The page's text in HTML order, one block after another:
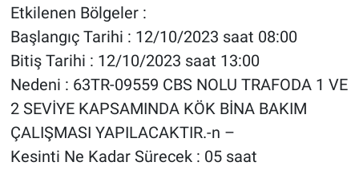
Etkilenen Bölgeler :
Başlangıç Tarihi : 12/10/2023 saat 08:00
Bitiş Tarihi : 12/10/2023 saat 13:00
Nedeni : 63TR-09559 CBS NOLU TRAFODA 1 VE
2 SEVİYE KAPSAMINDA KÖK BİNA BAKIM
ÇALIŞMASI YAPILACAKTIR.-n –
Kesinti Ne Kadar Sürecek : 05 saat